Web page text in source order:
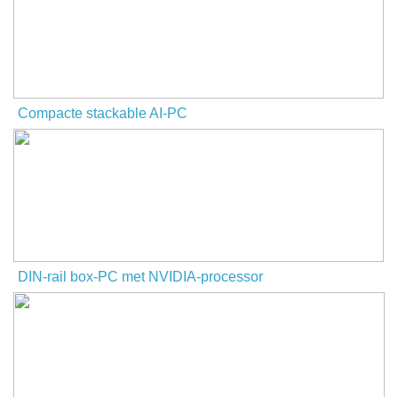
Compacte stackable AI-PC
DIN-rail box-PC met NVIDIA-processor